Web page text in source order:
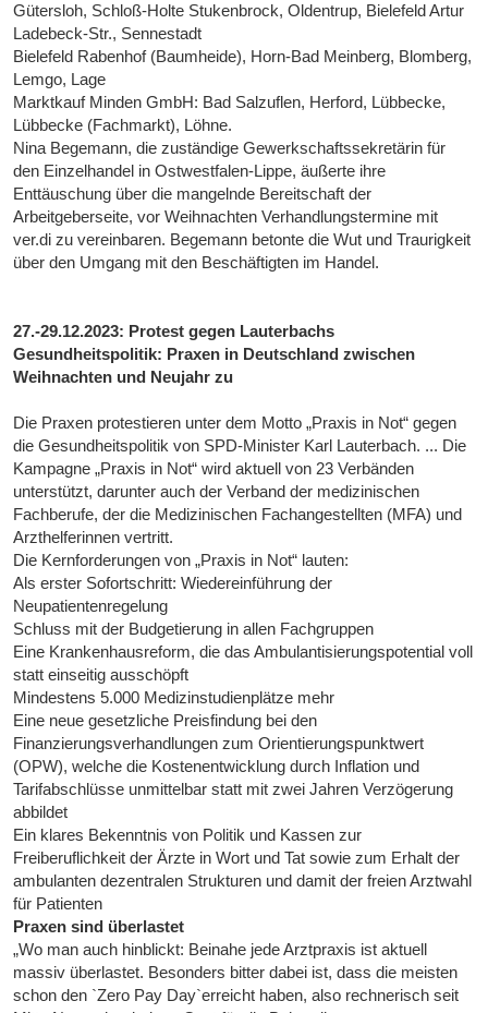
Gütersloh, Schloß-Holte Stukenbrock, Oldentrup, Bielefeld Artur
Ladebeck-Str., Sennestadt
Bielefeld Rabenhof (Baumheide), Horn-Bad Meinberg, Blomberg,
Lemgo, Lage
Marktkauf Minden GmbH: Bad Salzuflen, Herford, Lübbecke,
Lübbecke (Fachmarkt), Löhne.
Nina Begemann, die zuständige Gewerkschaftssekretärin für
den Einzelhandel in Ostwestfalen-Lippe, äußerte ihre
Enttäuschung über die mangelnde Bereitschaft der
Arbeitgeberseite, vor Weihnachten Verhandlungstermine mit
ver.di zu vereinbaren. Begemann betonte die Wut und Traurigkeit
über den Umgang mit den Beschäftigten im Handel.
27.-29.12.2023: Protest gegen Lauterbachs
Gesundheitspolitik: Praxen in Deutschland zwischen
Weihnachten und Neujahr zu
Die Praxen protestieren unter dem Motto „Praxis in Not“ gegen
die Gesundheitspolitik von SPD-Minister Karl Lauterbach. ... Die
Kampagne „Praxis in Not“ wird aktuell von 23 Verbänden
unterstützt, darunter auch der Verband der medizinischen
Fachberufe, der die Medizinischen Fachangestellten (MFA) und
Arzthelferinnen vertritt.
Die Kernforderungen von „Praxis in Not“ lauten:
Als erster Sofortschritt: Wiedereinführung der
Neupatientenregelung
Schluss mit der Budgetierung in allen Fachgruppen
Eine Krankenhausreform, die das Ambulantisierungspotential voll
statt einseitig ausschöpft
Mindestens 5.000 Medizinstudienplätze mehr
Eine neue gesetzliche Preisfindung bei den
Finanzierungsverhandlungen zum Orientierungspunktwert
(OPW), welche die Kostenentwicklung durch Inflation und
Tarifabschlüsse unmittelbar statt mit zwei Jahren Verzögerung
abbildet
Ein klares Bekenntnis von Politik und Kassen zur
Freiberuflichkeit der Ärzte in Wort und Tat sowie zum Erhalt der
ambulanten dezentralen Strukturen und damit der freien Arztwahl
für Patienten
Praxen sind überlastet
„Wo man auch hinblickt: Beinahe jede Arztpraxis ist aktuell
massiv überlastet. Besonders bitter dabei ist, dass die meisten
schon den `Zero Pay Day`erreicht haben, also rechnerisch seit